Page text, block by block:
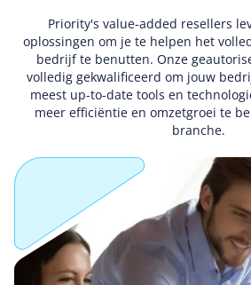
Priority's value-added resellers
oplossingen om je te helpen het
bedrijf te benutten. Onze
volledig gekwalificeerd om jouw
meest up-to-date tools en
meer efficiëntie en omzetgroei te
branche.